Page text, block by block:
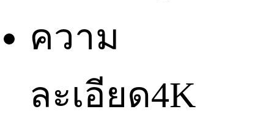
ความ
ละเอียด4K